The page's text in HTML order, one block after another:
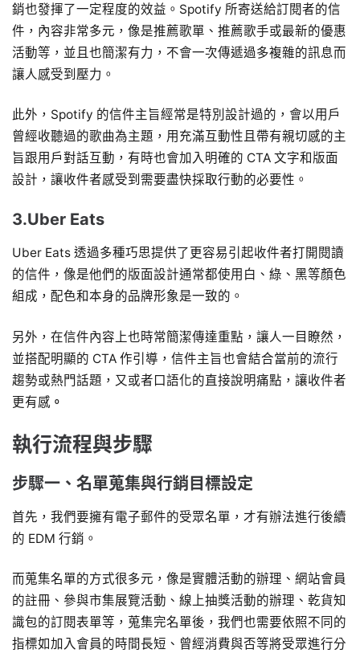
銷也發揮了一定程度的效益。Spotify 所寄送給訂閱者的信
件，內容非常多元，像是推薦歌單、推薦歌手或最新的優惠
活動等，並且也簡潔有力，不會一次傳遞過多複雜的訊息而
讓人感受到壓力。
此外，Spotify 的信件主旨經常是特別設計過的，會以用戶
曾經收聽過的歌曲為主題，用充滿互動性且帶有親切感的主
旨跟用戶對話互動，有時也會加入明確的 CTA 文字和版面
設計，讓收件者感受到需要盡快採取行動的必要性。
3.Uber Eats
Uber Eats 透過多種巧思提供了更容易引起收件者打開閱讀
的信件，像是他們的版面設計通常都使用白、綠、黑等顏色
組成，配色和本身的品牌形象是一致的。
另外，在信件內容上也時常簡潔傳達重點，讓人一目瞭然，
並搭配明顯的 CTA 作引導，信件主旨也會結合當前的流行
趨勢或熱門話題，又或者口語化的直接說明痛點，讓收件者
更有感 。
執行流程與步驟
步驟一、名單蒐集與行銷目標設定
首先，我們要擁有電子郵件的受眾名單，才有辦法進行後續
的 EDM 行銷。
而蒐集名單的方式很多元，像是實體活動的辦理、網站會員
的註冊、參與市集展覽活動、線上抽獎活動的辦理、乾貨知
識包的訂閱表單等，蒐集完名單後，我們也需要依照不同的
指標如加入會員的時間長短、曾經消費與否等將受眾進行分